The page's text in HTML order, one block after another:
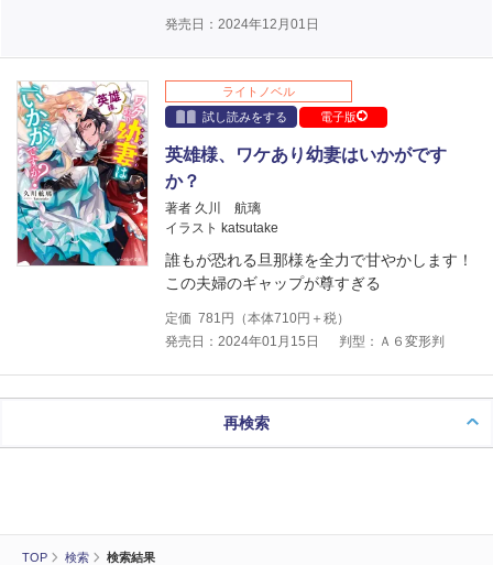
TOP 検索 検索結果
発売日：2024年12月01日
ライトノベル
試し読みをする
電子版
英雄様、ワケあり幼妻はいかがです
か？
著者 久川 航璃
イラスト katsutake
誰もが恐れる旦那様を全力で甘やかします！
この夫婦のギャップが尊すぎる
定価 781 円（本体710円＋税）
発売日：2024年01月15日
判型：Ａ６変形判
再検索